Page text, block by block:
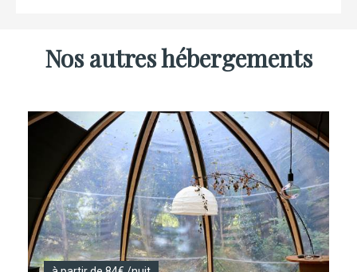
Nos autres hébergements